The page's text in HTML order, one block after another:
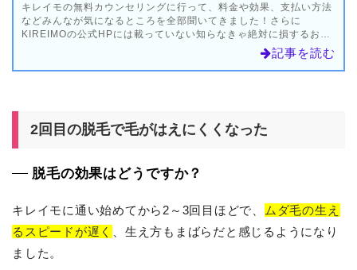
キレイモの無料カウンセリングに行って、料金や効果、支払い方法
などみんなが気になるところを全部聞いてきました！さらに
KIREIMOの公式HPには載っていない知らなきゃ絶対に損するお得
な料金プランを大暴露…！予約方法、持ち物まで徹底的に解説しま
記事を読む
2回目の脱毛で毛がはえにくくなった
脱毛の効果はどうですか？
キレイモに通い始めてから2～3回目ほどで、
ムダ毛の生え
るスピードが遅く
、生え方もまばらだと感じるようになり
ました。